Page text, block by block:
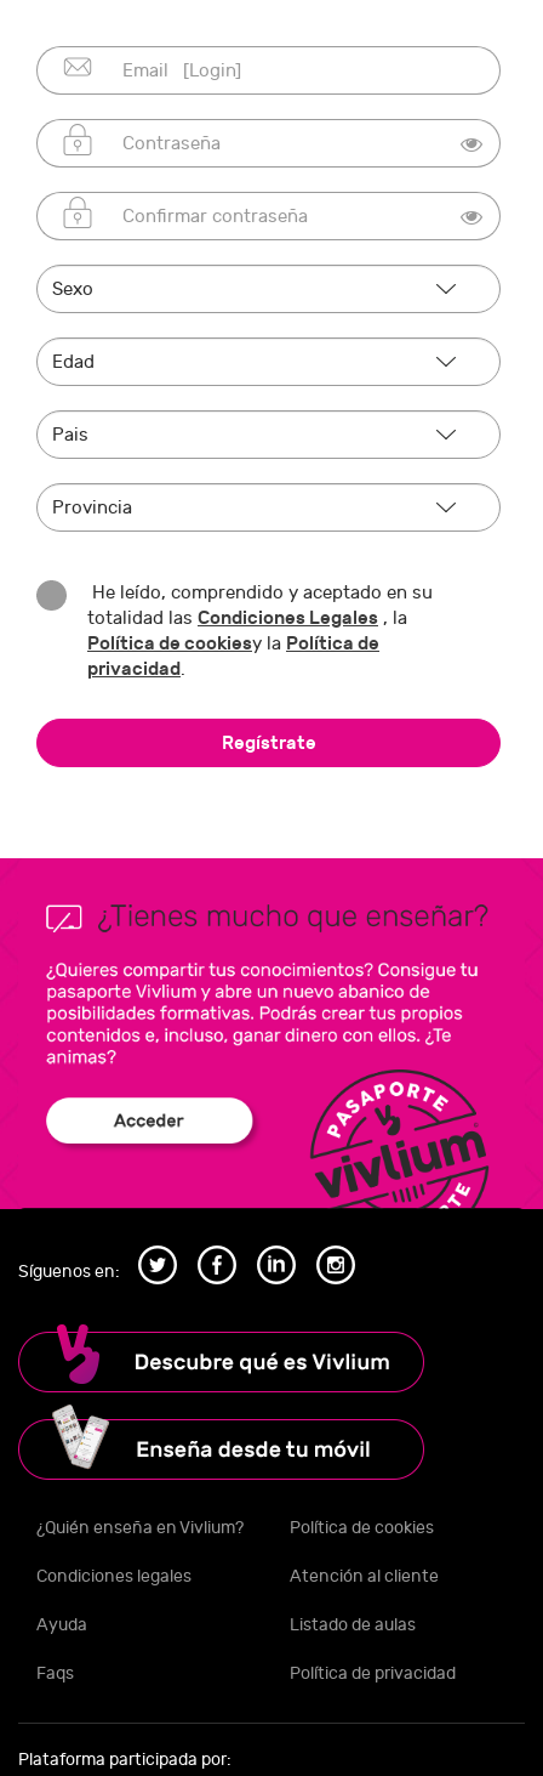
He leído, comprendido y aceptado en su
totalidad las Condiciones Legales , la
Política de cookiesy la Política de
privacidad.
Síguenos en:
¿Quién enseña en Vivlium? Política de cookies
Condiciones legales Atención al cliente
Ayuda Listado de aulas
Faqs Política de privacidad
Plataforma participada por: